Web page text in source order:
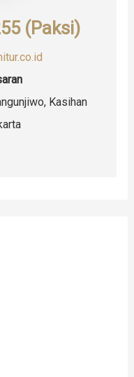
(Paksi)
Kasihan